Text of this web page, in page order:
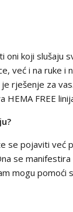
oni koji
već i na ruke
rješenje za
FREE
pojaviti već
se
mogu pomoći